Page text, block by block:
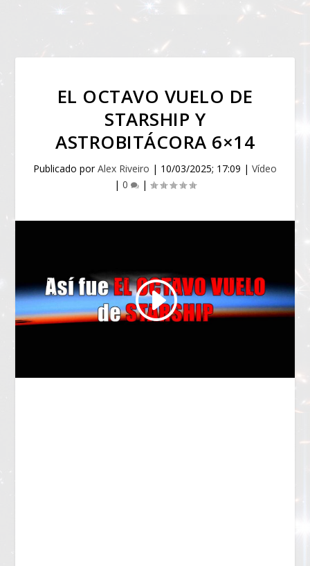
EL OCTAVO VUELO DE
STARSHIP Y
ASTROBITÁCORA 6×14
Publicado porAlex Riveiro | 10/03/2025; 17:09 | Vídeo
| 0 |